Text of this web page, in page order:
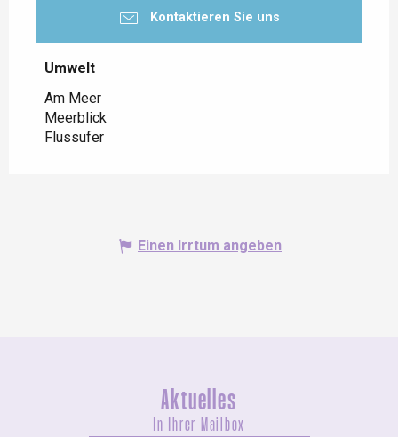
Kontaktieren Sie uns
Umwelt
Umwelt
Am Meer
Meerblick
Flussufer
Einen Irrtum angeben
Aktuelles
In Ihrer Mailbox